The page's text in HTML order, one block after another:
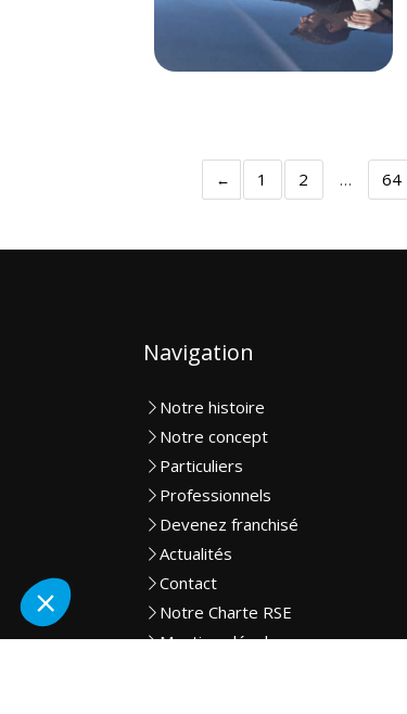
1
2 … 64
Navigation
Notre histoire
Notre concept
Particuliers
Professionnels
Devenez franchisé
Actualités
Contact
Notre Charte RSE
Mentions légales